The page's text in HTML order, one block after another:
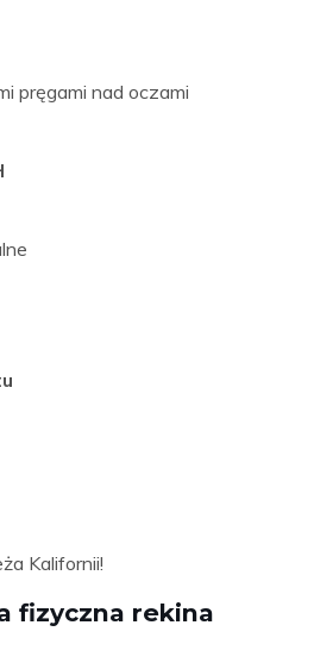
pręgami nad oczami
Kalifornii!
fizyczna rekina